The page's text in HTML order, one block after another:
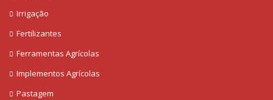
Irrigação
Fertilizantes
Ferramentas Agrícolas
Implementos Agrícolas
Pastagem